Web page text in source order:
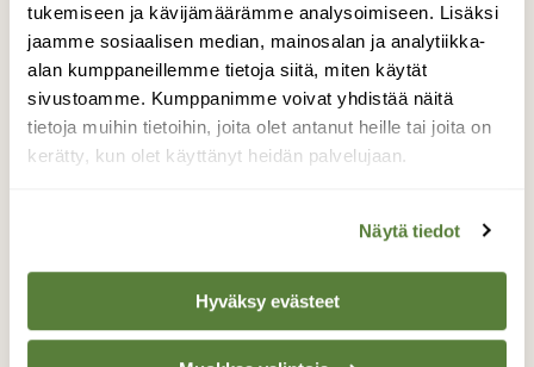
tukemiseen ja kävijämäärämme analysoimiseen. Lisäksi
jaamme sosiaalisen median, mainosalan ja analytiikka-
alan kumppaneillemme tietoja siitä, miten käytät
sivustoamme. Kumppanimme voivat yhdistää näitä
tietoja muihin tietoihin, joita olet antanut heille tai joita on
kerätty, kun olet käyttänyt heidän palvelujaan.
Näytä tiedot
Hyväksy evästeet
Korentojen sirkustemppuja
Seurasin rantakivillä korentopareja, siinä oli
vipinää ja vilskettä. Eivät malttaneet
pysähtyä, mutta sain otettua niiden
sirkustempuista mm. tämän kuvan. 14.9.2015
Valokuvaaja: Irja lehtinen, Lempäälä 14.9.2015